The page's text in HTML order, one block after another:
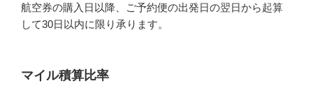
航空券の購入日以降、ご予約便の出発日の翌日から起算
して30日以内に限り承ります。
マイル積算比率